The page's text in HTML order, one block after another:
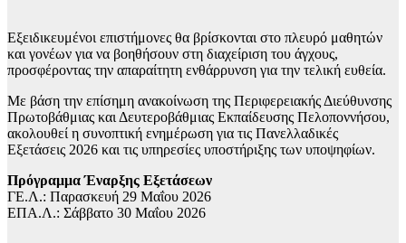
Εξειδικευμένοι επιστήμονες θα βρίσκονται στο πλευρό μαθητών
και γονέων για να βοηθήσουν στη διαχείριση του άγχους,
προσφέροντας την απαραίτητη ενθάρρυνση για την τελική ευθεία.
Με βάση την επίσημη ανακοίνωση της Περιφερειακής Διεύθυνσης
Πρωτοβάθμιας και Δευτεροβάθμιας Εκπαίδευσης Πελοποννήσου,
ακολουθεί η συνοπτική ενημέρωση για τις Πανελλαδικές
Εξετάσεις 2026 και τις υπηρεσίες υποστήριξης των υποψηφίων.
Πρόγραμμα Έναρξης Εξετάσεων
ΓΕ.Λ.: Παρασκευή 29 Μαΐου 2026
ΕΠΑ.Λ.: Σάββατο 30 Μαΐου 2026